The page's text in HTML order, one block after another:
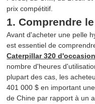
prix compétitif.
1. Comprendre
Avant d'acheter une pelle
est essentiel de
Caterpillar 320 d'occasion
nombre d'heures
plupart des cas, les
401 000 $ en important
de Chine par rapport à un